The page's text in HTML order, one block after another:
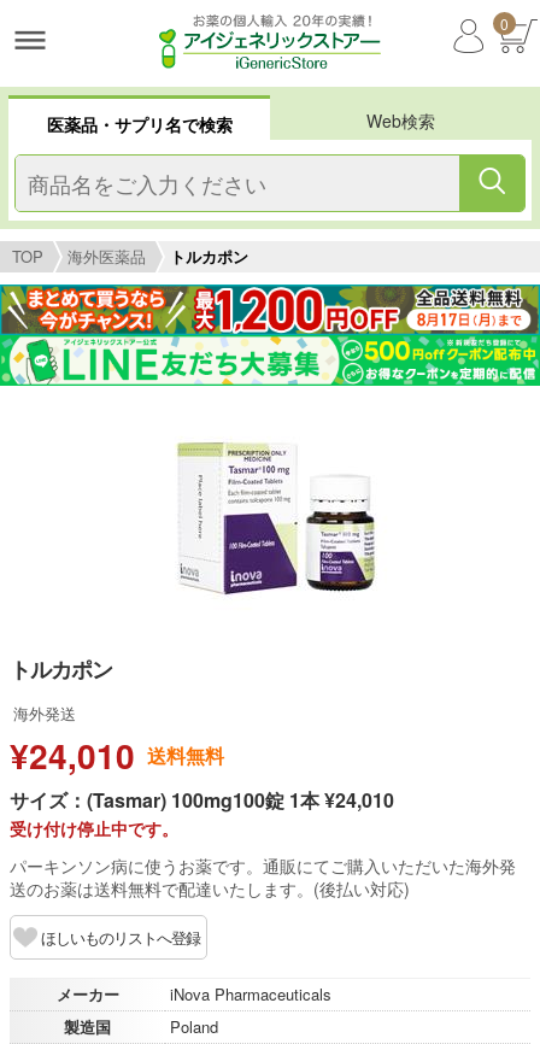
0
医薬品・サプリ名で検索 Web検索
TOP 海外医薬品 トルカポン
トルカポン
海外発送
¥24,010 送料無料
サイズ：(Tasmar) 100mg100錠 1本 ¥24,010
受け付け停止中です。
パーキンソン病に使うお薬です。通販にてご購入いただいた海外発
送のお薬は送料無料で配達いたします。(後払い対応)
ほしいものリストへ登録
メーカー
iNova Pharmaceuticals
製造国
Poland